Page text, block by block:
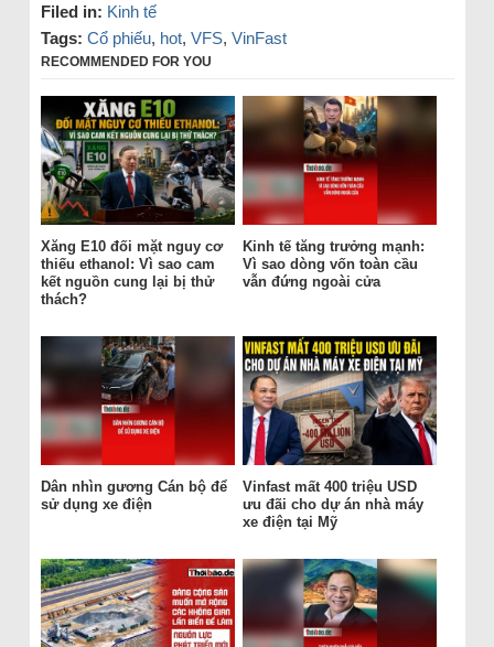
Filed in: Kinh tế
Tags: Cổ phiếu, hot, VFS, VinFast
RECOMMENDED FOR YOU
Xăng E10 đối mặt nguy cơ
thiếu ethanol: Vì sao cam
kết nguồn cung lại bị thử
thách?
Kinh tế tăng trưởng mạnh:
Vì sao dòng vốn toàn cầu
vẫn đứng ngoài cửa
Dân nhìn gương Cán bộ để
sử dụng xe điện
Vinfast mất 400 triệu USD
ưu đãi cho dự án nhà máy
xe điện tại Mỹ